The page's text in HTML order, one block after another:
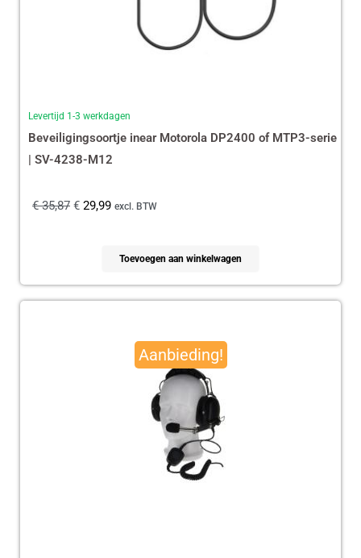
Levertijd 1-3 werkdagen
Beveiligingsoortje inear Motorola DP2400 of MTP3-serie
| SV-4238-M12
€35,87 € 29,99 excl. BTW
Toevoegen aan winkelwagen
Aanbieding!
€ 165,00.